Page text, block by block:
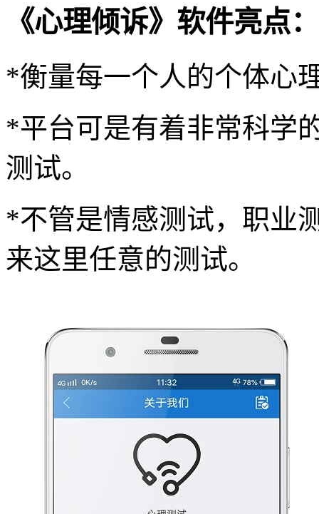
《心理倾诉》软件亮点：
*衡量每一个人的个体心
*平台可是有着非常科学
测试。
*不管是情感测试，职业
来这里任意的测试。